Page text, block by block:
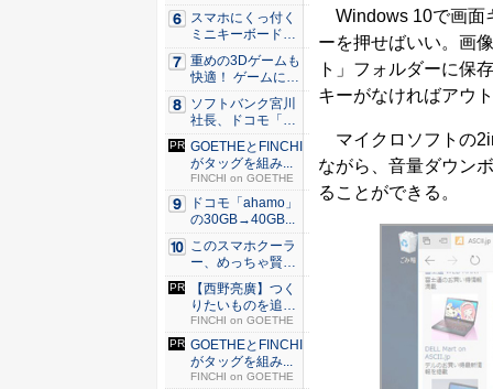
Windows 10で画面
ーを押せばいい。画
ト」フォルダーに保
キーがなければアウ
マイクロソフトの
ながら、音量ダウン
ることができる。
スマホにくっ付く
ミニキーボード！
触ってわ...
重めの3Dゲームも
快適！ ゲームに強
いH...
ソフトバンク宮川
社長、ドコモ「ah
amo...
GOETHEとFINCHI
がタッグを組み...
FINCHI on GOETHE
ドコモ「ahamo」
の30GB→40GB...
このスマホクーラ
ー、めっちゃ賢
い。ただ冷...
【西野亮廣】つく
りたいものを追求
できる環...
FINCHI on GOETHE
GOETHEとFINCHI
がタッグを組み...
FINCHI on GOETHE